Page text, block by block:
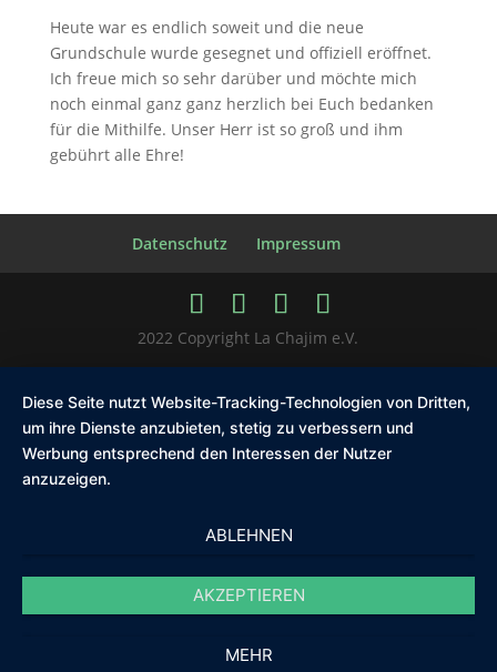
Heute war es endlich soweit und die neue
Grundschule wurde gesegnet und offiziell eröffnet.
Ich freue mich so sehr darüber und möchte mich
noch einmal ganz ganz herzlich bei Euch bedanken
für die Mithilfe. Unser Herr ist so groß und ihm
gebührt alle Ehre!
Datenschutz Impressum
2022 Copyright La Chajim e.V.
Diese Seite nutzt Website-Tracking-Technologien von Dritten,
um ihre Dienste anzubieten, stetig zu verbessern und
Werbung entsprechend den Interessen der Nutzer
anzuzeigen.
ABLEHNEN
AKZEPTIEREN
MEHR